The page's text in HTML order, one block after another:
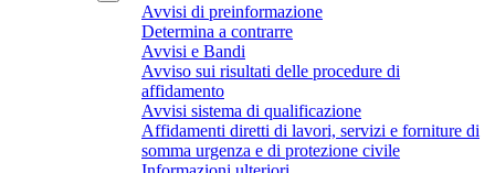
Avvisi di preinformazione
Determina a contrarre
Avvisi e Bandi
Avviso sui risultati delle procedure di
affidamento
Avvisi sistema di qualificazione
Affidamenti diretti di lavori, servizi e forniture di
somma urgenza e di protezione civile